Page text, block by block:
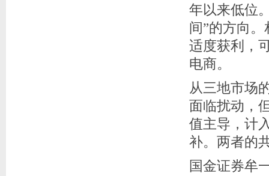
年以来低位
间”的方向
适度获利，
电商。
从三地市场
面临扰动，
值主导，计
补。两者的
国金证券牟